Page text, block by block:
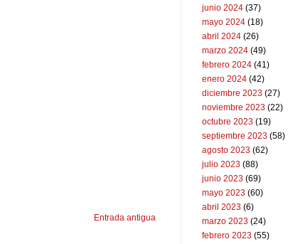
Entrada antigua
junio 2024 (37)
mayo 2024 (18)
abril 2024 (26)
marzo 2024 (49)
febrero 2024 (41)
enero 2024 (42)
diciembre 2023 (27)
noviembre 2023 (22)
octubre 2023 (19)
septiembre 2023 (58)
agosto 2023 (62)
julio 2023 (88)
junio 2023 (69)
mayo 2023 (60)
abril 2023 (6)
marzo 2023 (24)
febrero 2023 (55)